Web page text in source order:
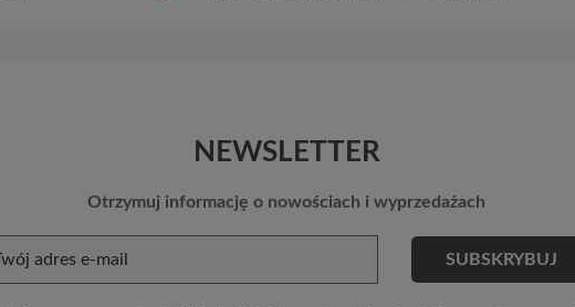
NEWSLETTER
Otrzymuj informację o nowościach i wyprzedażach